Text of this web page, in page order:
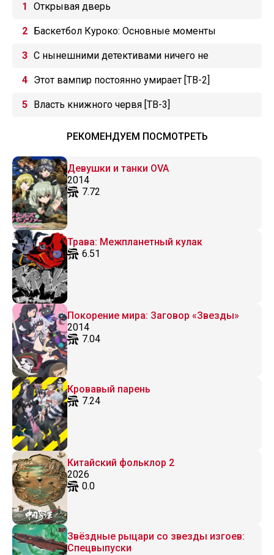
Открывая дверь
Баскетбол Куроко: Основные моменты
Зимнего кубка. Открывая двери
С нынешними детективами ничего не
поделаешь
Этот вампир постоянно умирает [ТВ-2]
Власть книжного червя [ТВ-3]
РЕКОМЕНДУЕМ ПОСМОТРЕТЬ
Девушки и танки OVA
2014
7.72
Трава: Межпланетный кулак
6.51
Покорение мира: Заговор «Звезды»
2014
7.04
Кровавый парень
7.24
Китайский фольклор 2
2026
0.0
Звёздные рыцари со звезды изгоев:
Спецвыпуски